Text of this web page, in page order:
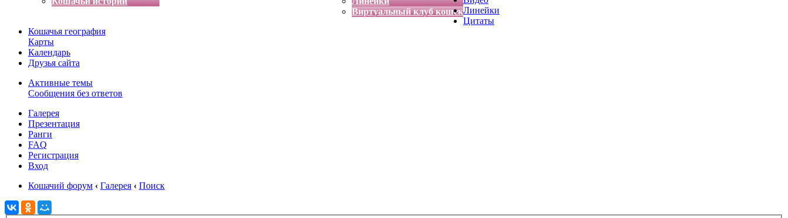
Виртуальный клуб кошекЛинейки
Цитаты
Кошачья география
Карты
Календарь
Друзья сайта
Активные темы
Сообщения без ответов
Галерея
Презентация
Ранги
FAQ
Регистрация
Вход
Кошачий форум ‹ Галерея ‹ Поиск